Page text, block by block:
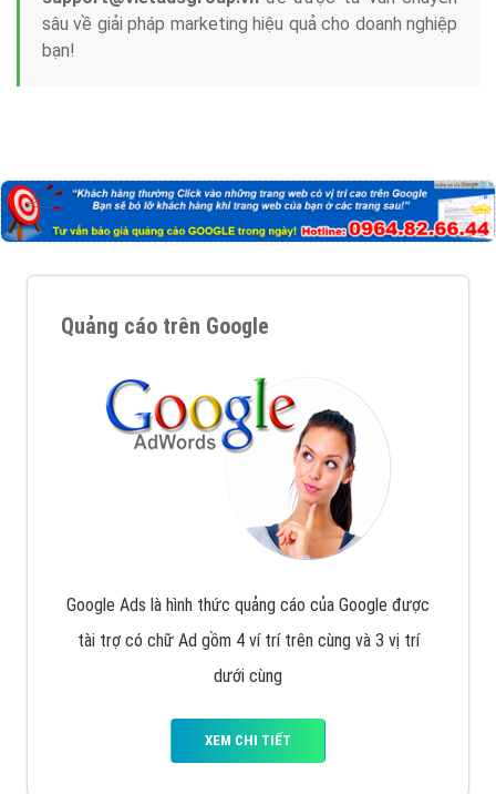
sâu về giải pháp marketing hiệu quả cho doanh nghiệp
bạn!
Quảng cáo trên Google
Google Ads là hình thức quảng cáo của Google được
tài trợ có chữ Ad gồm 4 ví trí trên cùng và 3 vị trí
dưới cùng
XEM CHI TIẾT